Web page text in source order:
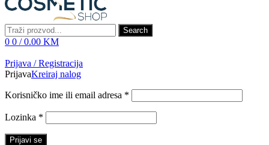
Search
0 0 / 0.00 KM
Prijava / Registracija
PrijavaKreiraj nalog
Korisničko ime ili email adresa *
Lozinka *
Prijavi se